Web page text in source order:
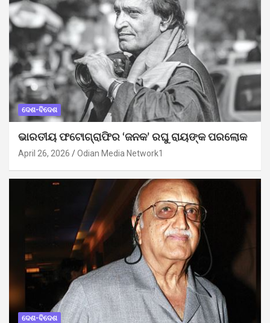
ଦେଶ-ବିଦେଶ
ଭାରତୀୟ ଫଟୋଗ୍ରାଫିର ‘ଜନକ’ ରଘୁ ରାୟଙ୍କ ପରଲୋକ
April 26, 2026 Odian Media Network1
ଦେଶ-ବିଦେଶ